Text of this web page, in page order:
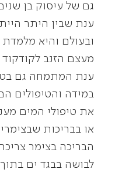
גם של עיסוק בן
ענת שבין היתר
ובעולם והיא
מעצם הזנב
ענת המתמחה גם
במידה והטיפולים
את טיפולי המים
או בבריכות
הבריכה בצימר
לבושה בבגד ים